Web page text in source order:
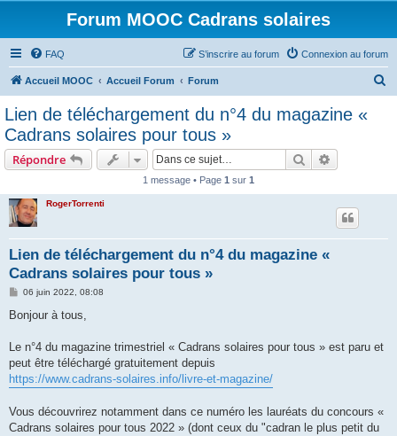
Forum MOOC Cadrans solaires
FAQ Connexion au forum
S’inscrire au forum
Accueil MOOC Accueil Forum Forum
Lien de téléchargement du n°4 du magazine «
Cadrans solaires pour tous »
Répondre Rechercher
1 message • Page 1 sur 1
RogerTorrenti
Lien de téléchargement du n°4 du magazine «
Cadrans solaires pour tous »
M
s
g
06 juin 2022, 08:08
Bonjour à tous,
Le n°4 du magazine trimestriel « Cadrans solaires pour tous » est paru et
peut être téléchargé gratuitement depuis
https://www.cadrans-solaires.info/livre-et-magazine/
Vous découvrirez notamment dans ce numéro les lauréats du concours «
Cadrans solaires pour tous 2022 » (dont ceux du "cadran le plus petit du